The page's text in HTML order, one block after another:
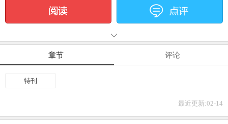
章节 评论
特刊
最近更新:02-14